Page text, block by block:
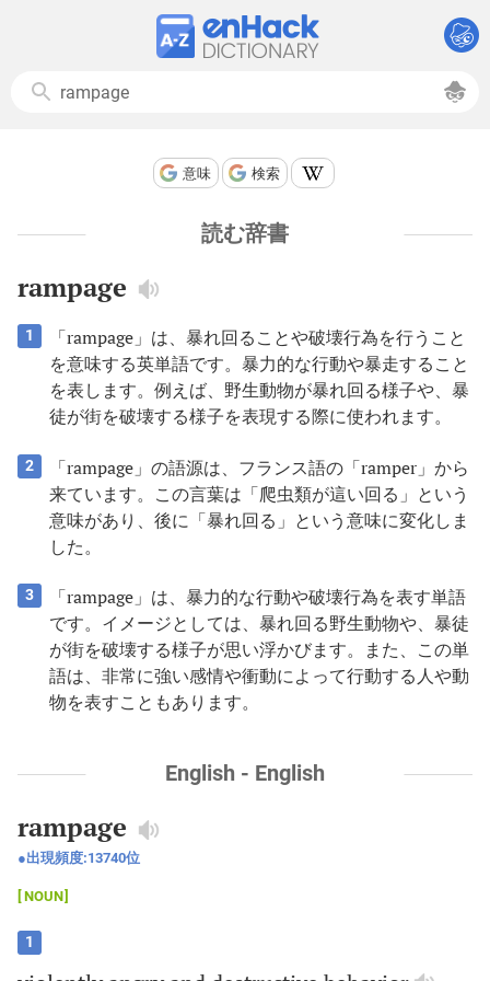
意味 検索
読む辞書
rampage
1
「rampage」は、暴れ回ることや破壊行為を行うこと
を意味する英単語です。暴力的な行動や暴走すること
を表します。例えば、野生動物が暴れ回る様子や、暴
徒が街を破壊する様子を表現する際に使われます。
2
「rampage」の語源は、フランス語の「ramper」から
来ています。この言葉は「爬虫類が這い回る」という
意味があり、後に「暴れ回る」という意味に変化しま
した。
3
「rampage」は、暴力的な行動や破壊行為を表す単語
です。イメージとしては、暴れ回る野生動物や、暴徒
が街を破壊する様子が思い浮かびます。また、この単
語は、非常に強い感情や衝動によって行動する人や動
物を表すこともあります。
English - English
rampage
出現頻度:13740位
NOUN
1